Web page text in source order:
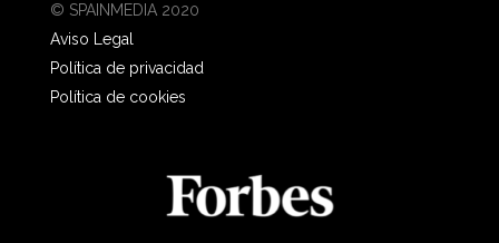
© SPAINMEDIA 2020
Aviso Legal
Política de privacidad
Política de cookies